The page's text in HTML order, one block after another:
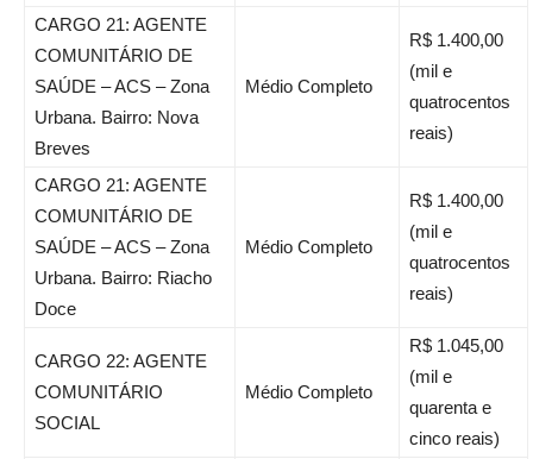
CARGO 21: AGENTE
COMUNITÁRIO DE
SAÚDE – ACS – Zona
Urbana. Bairro: Nova
Breves
Médio Completo
R$ 1.400,00
(mil e
quatrocentos
reais)
CARGO 21: AGENTE
COMUNITÁRIO DE
SAÚDE – ACS – Zona
Urbana. Bairro: Riacho
Doce
Médio Completo
R$ 1.400,00
(mil e
quatrocentos
reais)
CARGO 22: AGENTE
COMUNITÁRIO
SOCIAL
Médio Completo
R$ 1.045,00
(mil e
quarenta e
cinco reais)